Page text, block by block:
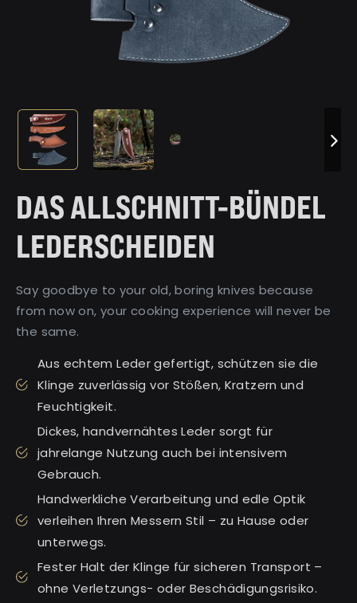
DAS ALLSCHNITT-BÜNDEL
LEDERSCHEIDEN
Say goodbye to your old, boring knives because
from now on, your cooking experience will never be
the same.
Aus echtem Leder gefertigt, schützen sie die
Klinge zuverlässig vor Stößen, Kratzern und
Feuchtigkeit.
Dickes, handvernähtes Leder sorgt für
jahrelange Nutzung auch bei intensivem
Gebrauch.
Handwerkliche Verarbeitung und edle Optik
verleihen Ihren Messern Stil – zu Hause oder
unterwegs.
Fester Halt der Klinge für sicheren Transport –
ohne Verletzungs- oder Beschädigungsrisiko.